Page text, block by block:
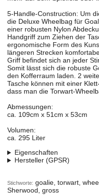
5-Handle-Construction: Um
die Deluxe Wheelbag für
einer robusten Nylon
Handgriff zum Ziehen der
ergonomische Form des
längeren Strecken
Griff befindet sich an jeder
Somit lässt sich die robuste
den Kofferraum laden. 2
Tasche können mit einer
dass man die Torwart-
Abmessungen:
ca. 109cm x 51cm x 53cm
Volumen:
ca. 295 Liter
Eigenschaften
Hersteller (GPSR)
Stichworte: goalie, torwart,
Sherwood, gross